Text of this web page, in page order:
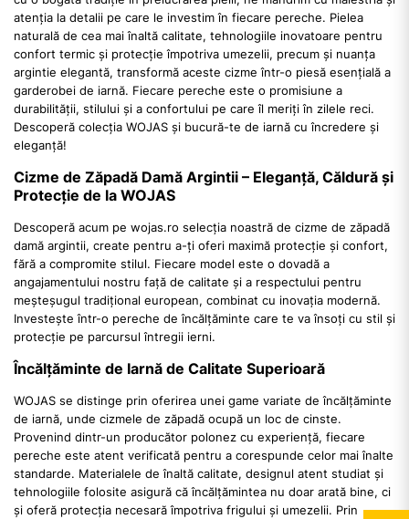
atenția la detalii pe care le investim în fiecare pereche. Pielea
naturală de cea mai înaltă calitate, tehnologiile inovatoare pentru
confort termic și protecție împotriva umezelii, precum și nuanța
argintie elegantă, transformă aceste cizme într-o piesă esențială a
garderobei de iarnă. Fiecare pereche este o promisiune a
durabilității, stilului și a confortului pe care îl meriți în zilele reci.
Descoperă colecția WOJAS și bucură-te de iarnă cu încredere și
eleganță!
Cizme de Zăpadă Damă Argintii – Eleganță, Căldură și
Protecție de la WOJAS
Descoperă acum pe wojas.ro selecția noastră de cizme de zăpadă
damă argintii, create pentru a-ți oferi maximă protecție și confort,
fără a compromite stilul. Fiecare model este o dovadă a
angajamentului nostru față de calitate și a respectului pentru
meșteșugul tradițional european, combinat cu inovația modernă.
Investește într-o pereche de încălțăminte care te va însoți cu stil și
protecție pe parcursul întregii ierni.
Încălțăminte de Iarnă de Calitate Superioară
WOJAS se distinge prin oferirea unei game variate de încălțăminte
de iarnă, unde cizmele de zăpadă ocupă un loc de cinste.
Provenind dintr-un producător polonez cu experiență, fiecare
pereche este atent verificată pentru a corespunde celor mai înalte
standarde. Materialele de înaltă calitate, designul atent studiat și
tehnologiile folosite asigură că încălțămintea nu doar arată bine, ci
și oferă protecția necesară împotriva frigului și umezelii. Prin